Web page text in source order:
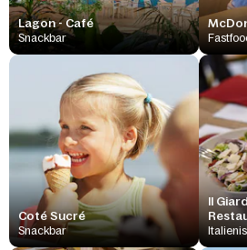
Lagon - Café
Snackbar
Coté Sucré
Snackbar
Il